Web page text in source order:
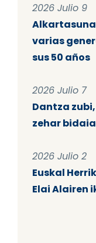
2026 Julio 9
Alkartasuna
varias
sus 50 años
2026 Julio 7
Dantza
zehar
2026 Julio 2
Euskal
Elai Alairen